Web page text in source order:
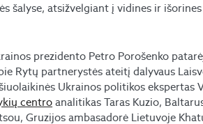
šalyse, atsižvelgiant į vidines ir
prezidento Petro Porošenko
Rytų partnerystės ateitį dalyvaus
Ukrainos politikos ekspertas
centro analitikas Taras Kuzio,
Gruzijos ambasadorė Lietuvoje